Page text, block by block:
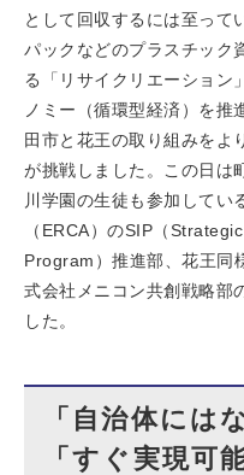
として回収するには至って
パックなどのプラスチック
る「リサイクリエーション
ノミー（循環型経済）を推
田市と花王の取り組みをよ
が挑戦しました。この日は
川学園の生徒も参加してい
（ERCA）のSIP（
Program）推進部、花王同
式会社メニコン共創戦略部
した。
「自治体には
「すぐ実現可